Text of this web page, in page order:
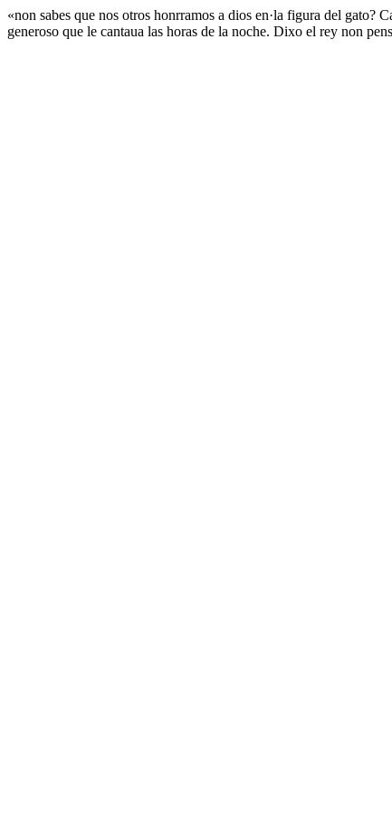
«non sabes que nos otros honrramos a dios en·la figura del
generoso que le cantaua las horas de la noche. Dixo el rey non